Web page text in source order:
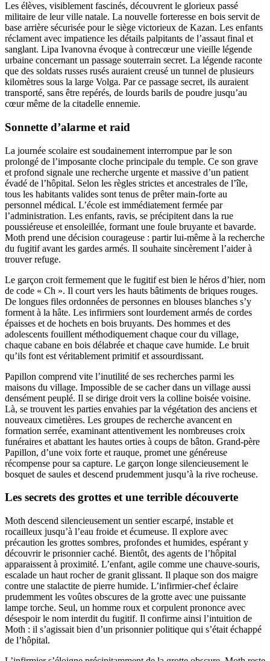
Les élèves, visiblement fascinés, découvrent le glorieux passé
militaire de leur ville natale. La nouvelle forteresse en bois servit de
base arrière sécurisée pour le siège victorieux de Kazan. Les enfants
réclament avec impatience les détails palpitants de l’assaut final et
sanglant. Lipa Ivanovna évoque à contrecœur une vieille légende
urbaine concernant un passage souterrain secret. La légende raconte
que des soldats russes rusés auraient creusé un tunnel de plusieurs
kilomètres sous la large Volga. Par ce passage secret, ils auraient
transporté, sans être repérés, de lourds barils de poudre jusqu’au
cœur même de la citadelle ennemie.
Sonnette d’alarme et raid
La journée scolaire est soudainement interrompue par le son
prolongé de l’imposante cloche principale du temple. Ce son grave
et profond signale une recherche urgente et massive d’un patient
évadé de l’hôpital. Selon les règles strictes et ancestrales de l’île,
tous les habitants valides sont tenus de prêter main-forte au
personnel médical. L’école est immédiatement fermée par
l’administration. Les enfants, ravis, se précipitent dans la rue
poussiéreuse et ensoleillée, formant une foule bruyante et bavarde.
Moth prend une décision courageuse : partir lui-même à la recherche
du fugitif avant les gardes armés. Il souhaite sincèrement l’aider à
trouver refuge.
Le garçon croit fermement que le fugitif est bien le héros d’hier, nom
de code « Ch ». Il court vers les hauts bâtiments de briques rouges.
De longues files ordonnées de personnes en blouses blanches s’y
forment à la hâte. Les infirmiers sont lourdement armés de cordes
épaisses et de hochets en bois bruyants. Des hommes et des
adolescents fouillent méthodiquement chaque cour du village,
chaque cabane en bois délabrée et chaque cave humide. Le bruit
qu’ils font est véritablement primitif et assourdissant.
Papillon comprend vite l’inutilité de ses recherches parmi les
maisons du village. Impossible de se cacher dans un village aussi
densément peuplé. Il se dirige droit vers la colline boisée voisine.
Là, se trouvent les parties envahies par la végétation des anciens et
nouveaux cimetières. Les groupes de recherche avancent en
formation serrée, examinant attentivement les nombreuses croix
funéraires et abattant les hautes orties à coups de bâton. Grand-père
Papillon, d’une voix forte et rauque, promet une généreuse
récompense pour sa capture. Le garçon longe silencieusement le
bosquet de saules et descend prudemment jusqu’à la rive rocheuse.
Les secrets des grottes et une terrible découverte
Moth descend silencieusement un sentier escarpé, instable et
rocailleux jusqu’à l’eau froide et écumeuse. Il explore avec
précaution les grottes sombres, profondes et humides, espérant y
découvrir le prisonnier caché. Bientôt, des agents de l’hôpital
apparaissent à proximité. L’enfant, agile comme une chauve-souris,
escalade un haut rocher de granit glissant. Il plaque son dos maigre
contre une stalactite de pierre humide. L’infirmier-chef éclaire
prudemment les voûtes obscures de la grotte avec une puissante
lampe torche. Seul, un homme roux et corpulent prononce avec
désespoir le nom interdit du fugitif. Il confirme ainsi l’intuition de
Moth : il s’agissait bien d’un prisonnier politique qui s’était échappé
de l’hôpital.